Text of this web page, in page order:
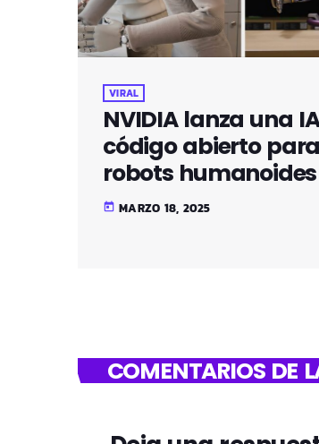
VIRAL
NVIDIA lanza una
código abierto para
robots humanoides
today MARZO 18, 2025
COMENTARIOS DE